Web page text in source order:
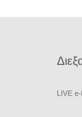
L IVE